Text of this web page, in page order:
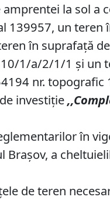
la sol a
139957, un teren
în suprafață
1/a/2/1/1 și un
nr. topografic
de investiție,,Co
în
Brașov, a
de teren